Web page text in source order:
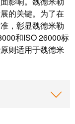
的关键。为了在
，彰显魏德米勒
和ISO 26000标
则适用于魏德米